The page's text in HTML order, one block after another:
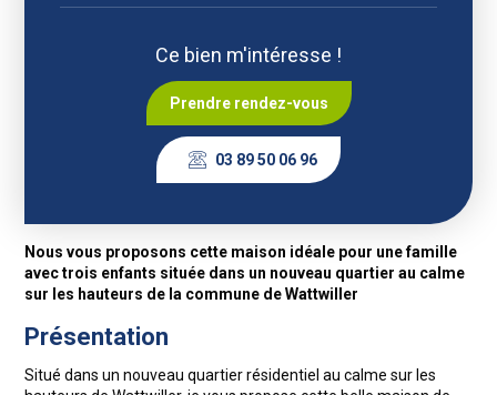
Ce bien m'intéresse !
Prendre rendez-vous
03 89 50 06 96
Nous vous proposons cette maison idéale pour une famille
avec trois enfants située dans un nouveau quartier au calme
sur les hauteurs de la commune de Wattwiller
Présentation
Situé dans un nouveau quartier résidentiel au calme sur les